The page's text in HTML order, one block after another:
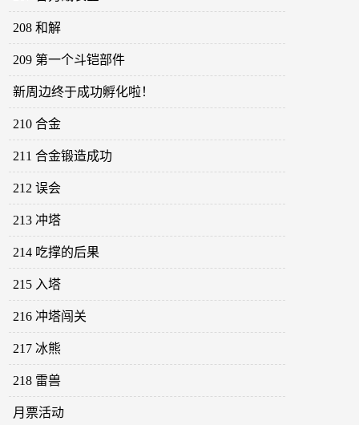
208 和解
209 第一个斗铠部件
新周边终于成功孵化啦！
210 合金
211 合金锻造成功
212 误会
213 冲塔
214 吃撑的后果
215 入塔
216 冲塔闯关
217 冰熊
218 雷兽
月票活动